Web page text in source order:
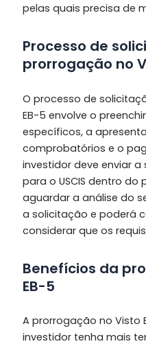
pelas quais precisa de
Processo de
prorrogação no
O processo de
EB-5 envolve o
específicos, a
comprobatórios e o
investidor deve enviar
para o USCIS dentro do
aguardar a análise do
a solicitação e poderá
considerar que os
Benefícios da
EB-5
A prorrogação no Visto
investidor tenha mais